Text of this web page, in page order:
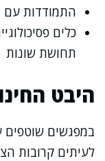
התמודדות עם
כלים
תחושת שונות
היבט
במפגשים שוטפים
לעיתים קרובות